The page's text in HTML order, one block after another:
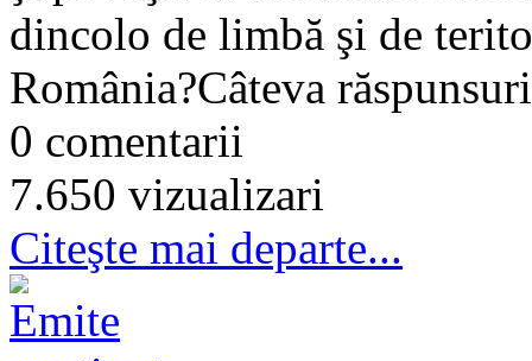
dincolo de limbă şi de
România?Câteva
0 comentarii
7.650 vizualizari
Citeşte mai departe...